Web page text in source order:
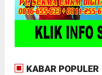
KABAR POPULER